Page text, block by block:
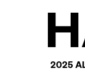
2025